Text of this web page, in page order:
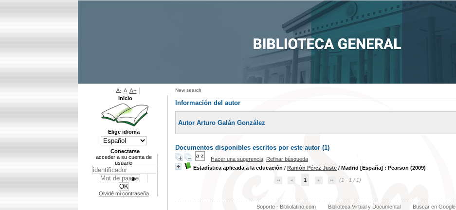
New search
Información del autor
Autor Arturo Galán González
Documentos disponibles escritos por este autor (1)
Hacer una sugerencia Refinar búsqueda
Estadística aplicada a la educación / Ramón Pérez Juste / Madrid [España] : Pearson (2009)
1 (1 - 1 / 1)
Soporte - Bibliolatino.com Biblioteca Virtual y Documental Buscar en Google
A- A A+
Inicio
Elige idioma
Conectarse
acceder a su cuenta de
usuario
Olvidé mi contraseña